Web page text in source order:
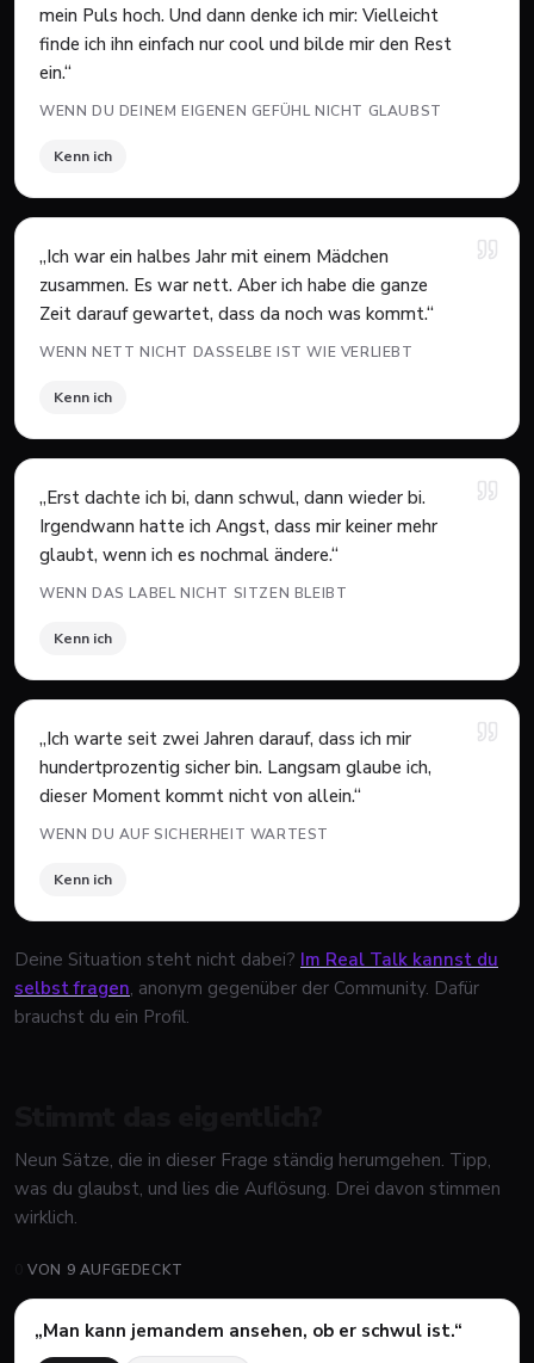
mein Puls hoch. Und dann denke ich mir: Vielleicht
finde ich ihn einfach nur cool und bilde mir den Rest
ein.“
WENN DU DEINEM EIGENEN GEFÜHL NICHT GLAUBST
Kenn ich
„Ich war ein halbes Jahr mit einem Mädchen
zusammen. Es war nett. Aber ich habe die ganze
Zeit darauf gewartet, dass da noch was kommt.“
WENN NETT NICHT DASSELBE IST WIE VERLIEBT
Kenn ich
„Erst dachte ich bi, dann schwul, dann wieder bi.
Irgendwann hatte ich Angst, dass mir keiner mehr
glaubt, wenn ich es nochmal ändere.“
WENN DAS LABEL NICHT SITZEN BLEIBT
Kenn ich
„Ich warte seit zwei Jahren darauf, dass ich mir
hundertprozentig sicher bin. Langsam glaube ich,
dieser Moment kommt nicht von allein.“
WENN DU AUF SICHERHEIT WARTEST
Kenn ich
Deine Situation steht nicht dabei? Im Real Talk kannst du
selbst fragen, anonym gegenüber der Community. Dafür
brauchst du ein Profil.
Neun Sätze, die in dieser Frage ständig herumgehen. Tipp,
was du glaubst, und lies die Auflösung. Drei davon stimmen
wirklich.
VON 9 AUFGEDECKT
„Man kann jemandem ansehen, ob er schwul ist.“